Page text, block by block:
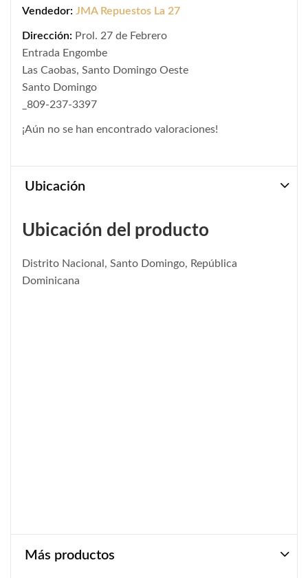
Vendedor: JMA Repuestos La 27
Dirección: Prol. 27 de Febrero
Entrada Engombe
Las Caobas, Santo Domingo Oeste
Santo Domingo
_809-237-3397
¡Aún no se han encontrado valoraciones!
Ubicación
Ubicación del producto
Distrito Nacional, Santo Domingo, República
Dominicana
Más productos